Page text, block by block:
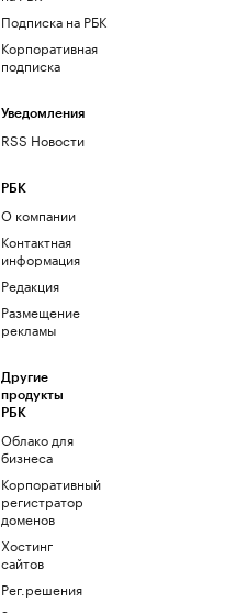
Подписка на РБК
Корпоративная
подписка
Уведомления
RSS Новости
РБК
О компании
Контактная
информация
Редакция
Размещение
рекламы
Другие
продукты
РБК
Облако для
бизнеса
Корпоративный
регистратор
доменов
Хостинг
сайтов
Рег.решения